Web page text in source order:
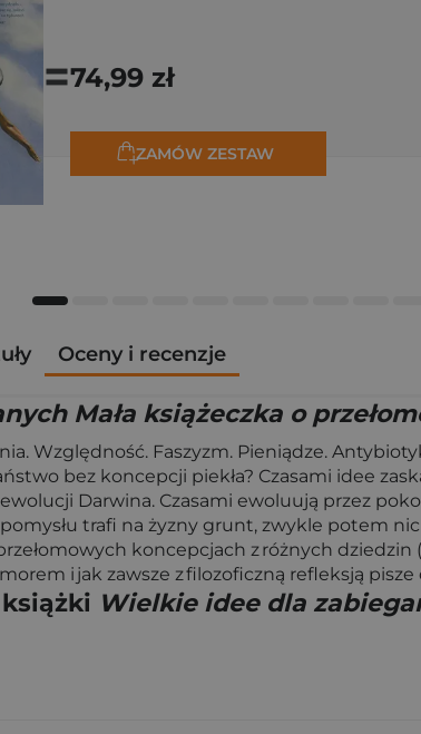
=74,99 zł
ZAMÓW ZESTAW
Oceny i recenzje
Mała książeczka o
Względność. Faszyzm. Pieniądze.
bez koncepcji piekła? Czasami idee
Darwina. Czasami ewoluują przez
trafi na żyzny grunt, zwykle potem
koncepcjach z różnych
i jak zawsze z filozoficzną refleksją
Wielkie idee dla